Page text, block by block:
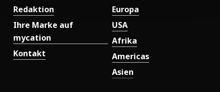
Redaktion
Ihre Marke auf
mycation
Kontakt
Europa
USA
Afrika
Americas
Asien